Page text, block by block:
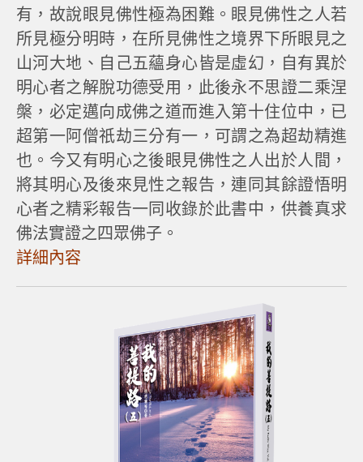
有，故說眼見佛性極為困難。眼見佛性之人若
所見極分明時，在所見佛性之境界下所眼見之
山河大地、自己五蘊身心皆是虛幻，自有異於
明心者之解脫功德受用，此後永不思證二乘涅
槃，必定邁向成佛之道而進入第十住位中，已
超第一阿僧祇劫三分有一，可謂之為超劫精進
也。今又有明心之後眼見佛性之人出於人間，
將其明心及後來見性之報告，連同其餘證悟明
心者之精彩報告一同收錄於此書中，供養真求
佛法實證之四眾佛子。
詳細內容